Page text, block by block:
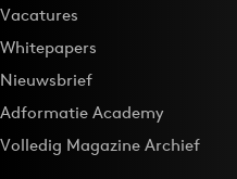
Vacatures
Whitepapers
Nieuwsbrief
Adformatie Academy
Volledig Magazine Archief